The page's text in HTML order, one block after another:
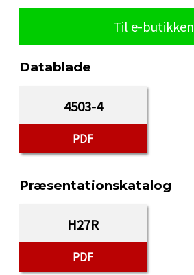
Til e-butikken
Datablade
4503-4
PDF
Præsentationskatalog
H27R
PDF